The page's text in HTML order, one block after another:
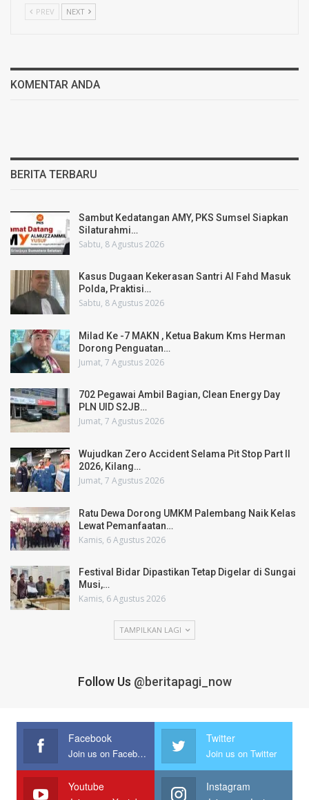
PREV NEXT
KOMENTAR ANDA
BERITA TERBARU
Sambut Kedatangan AMY, PKS Sumsel Siapkan
Silaturahmi…
Sabtu, 8 Agustus 2026
Kasus Dugaan Kekerasan Santri Al Fahd Masuk
Polda, Praktisi…
Sabtu, 8 Agustus 2026
Milad Ke -7 MAKN , Ketua Bakum Kms Herman
Dorong Penguatan…
Jumat, 7 Agustus 2026
702 Pegawai Ambil Bagian, Clean Energy Day
PLN UID S2JB…
Jumat, 7 Agustus 2026
Wujudkan Zero Accident Selama Pit Stop Part II
2026, Kilang…
Jumat, 7 Agustus 2026
Ratu Dewa Dorong UMKM Palembang Naik Kelas
Lewat Pemanfaatan…
Kamis, 6 Agustus 2026
Festival Bidar Dipastikan Tetap Digelar di Sungai
Musi,…
Kamis, 6 Agustus 2026
TAMPILKAN LAGI
Follow Us @beritapagi_now
Facebook
Join us on Facebook
Twitter
Join us on Twitter
Youtube Instagram